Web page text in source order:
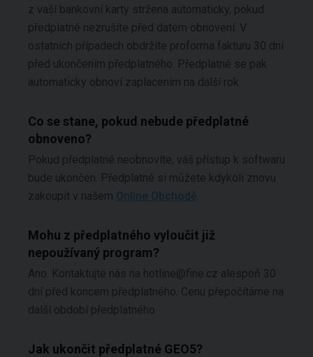
z vaší bankovní karty stržena automaticky, pokud
předplatné nezrušíte před datem obnovení. V
ostatních případech obdržíte proforma fakturu 30 dní
před ukončením předplatného. Předplatné se pak
automaticky obnoví zaplacením na další rok.
Co se stane, pokud nebude předplatné
obnoveno?
Pokud předplatné neobnovíte, váš přístup k softwaru
bude ukončen. Předplatné si můžete kdykoli znovu
zakoupit v našem Online Obchodě
Mohu z předplatného vyloučit již
nepoužívaný program?
Ano. Kontaktujte nás na hotline@fine.cz alespoň 30
dní před koncem předplatného. Cenu přepočítáme na
další období předplatného.
Jak ukončit předplatné GEO5?